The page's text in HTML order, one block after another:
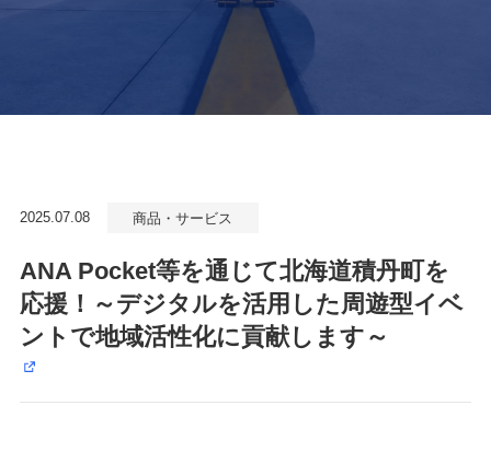
2025.07.08 商品・サービス
ANA Pocket等を通じて北海道積丹町を
応援！～デジタルを活用した周遊型イベ
ントで地域活性化に貢献します～